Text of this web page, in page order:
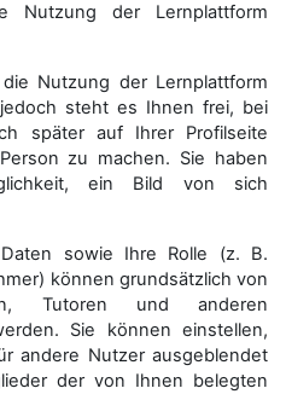
der Lernplattform
Nutzung der Lernplattform
steht es Ihnen frei, bei
später auf Ihrer Profilseite
zu machen. Sie haben
ein Bild von sich
sowie Ihre Rolle (z. B.
können grundsätzlich von
Tutoren und anderen
Sie können einstellen,
andere Nutzer ausgeblendet
der von Ihnen belegten